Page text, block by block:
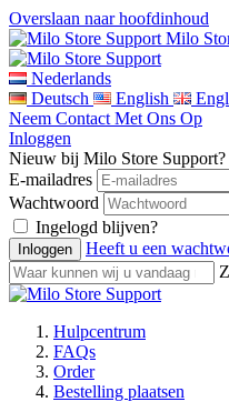
Overslaan naar hoofdinhoud
Milo
Nederlands
Deutsch
English
Neem Contact Met Ons Op
Inloggen
Nieuw bij Milo Store Support?
E-mailadres
Wachtwoord
Ingelogd blijven?
Heeft u een
Hulpcentrum
FAQs
Order
Bestelling plaatsen